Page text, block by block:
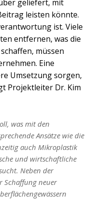
geliefert, mit
leisten könnte.
ist. Viele
entfernen, was die
müssen
Eine
Umsetzung sorgen,
Projektleiter Dr. Kim
was mit den
Ansätze wie die
auch Mikroplastik
und wirtschaftliche
Neben der
Schaffung neuer